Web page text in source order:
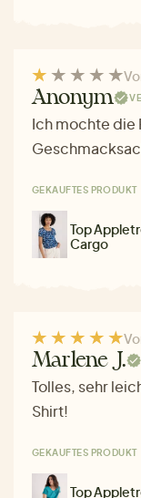
Anonym
Ich mochte die
GEKAUFTES PRODUKT
Top
Cargo
Marlene J.
Tolles, sehr
Shirt!
GEKAUFTES PRODUKT
Top